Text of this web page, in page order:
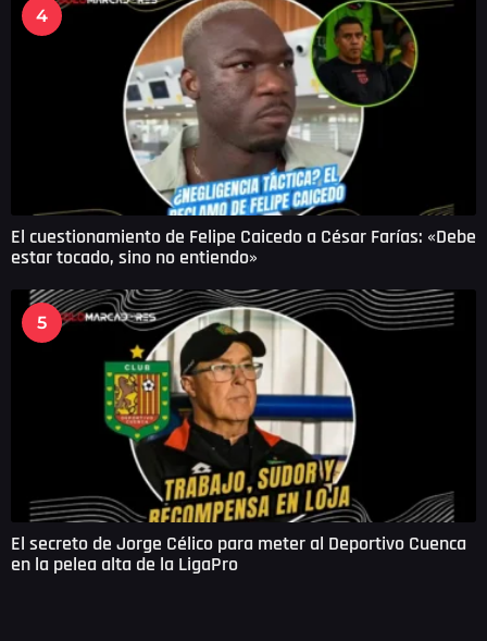
4
El cuestionamiento de Felipe Caicedo a César Farías: «Debe
estar tocado, sino no entiendo»
5
El secreto de Jorge Célico para meter al Deportivo Cuenca
en la pelea alta de la LigaPro